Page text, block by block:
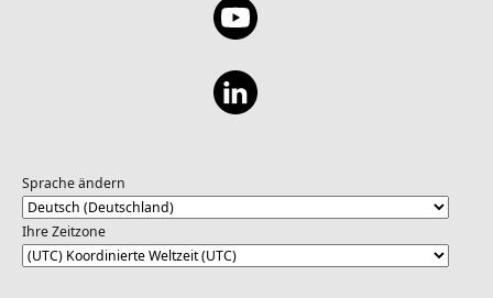
Sprache ändern
Ihre Zeitzone